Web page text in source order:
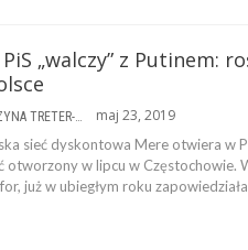
„walczy” z Putinem:
maj 23, 2019
sieć dyskontowa Mere otwiera w
otworzony w lipcu w Częstochowie.
już w ubiegłym roku